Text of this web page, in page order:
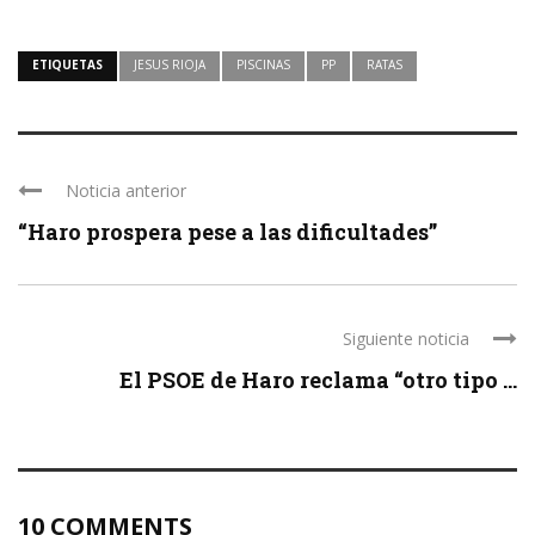
ETIQUETAS JESUS RIOJA PISCINAS PP RATAS
Noticia anterior
“Haro prospera pese a las dificultades”
Siguiente noticia
El PSOE de Haro reclama “otro tipo ...
10 COMMENTS